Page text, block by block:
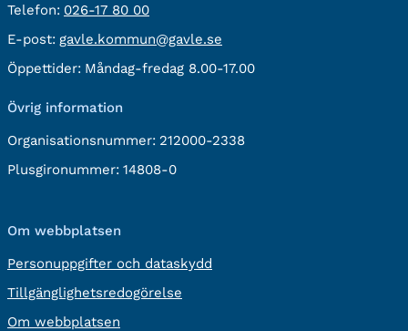
Telefon: Telefon:
026-17 80 00
E-post: E-
post:
gavle.kommun@gavle.se
Öppettider: Måndag-fredag 8.00-17.00
Övrig information
Organisationsnummer: 212000-2338
Plusgironummer: 14808-0
Om webbplatsen
Personuppgifter och dataskydd
Tillgänglighetsredogörelse
Om webbplatsen